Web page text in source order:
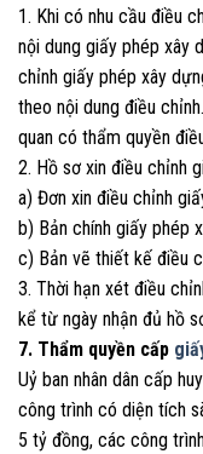
1. Khi có nhu cầu điều
nội dung giấy phép xây
chỉnh giấy phép xây
theo nội dung điều
quan có thẩm quyền
2. Hồ sơ xin điều chỉnh
a) Đơn xin điều chỉnh
b) Bản chính giấy phép
c) Bản vẽ thiết kế điều
3. Thời hạn xét điều
kể từ ngày nhận đủ hồ
7. Thẩm quyền cấp
Uỷ ban nhân dân cấp
công trình có diện tích
5 tỷ đồng, các công